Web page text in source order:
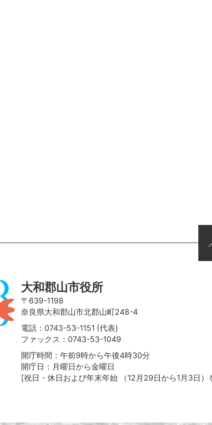
大和郡山市役所
〒639-1198
奈良県大和郡山市北郡山町248-4
電話：0743-53-1151 (代表)
ファックス：0743-53-1049
開庁時間：午前9時から午後4時30分
開庁日：月曜日から金曜日
[祝日・休日および年末年始
（12月29日から1月3日）